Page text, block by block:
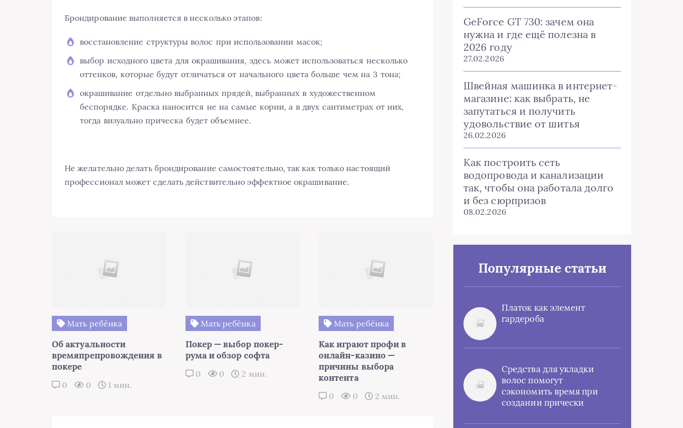
Брондирование выполняется в несколько этапов:
восстановление структуры волос при использовании масок;
выбор исходного цвета для окрашивания, здесь может использоваться несколько
оттенков, которые будут отличаться от начального цвета больше чем на 3 тона;
окрашивание отдельно выбранных прядей, выбранных в художественном
беспорядке. Краска наносится не на самые корни, а в двух сантиметрах от них,
тогда визуально прическа будет объемнее.
Не желательно делать брондирование самостоятельно, так как только настоящий
профессионал может сделать действительно эффектное окрашивание.
Мать ребёнка
Об актуальности
времяпрепровождения в
покере
0 0 1 мин.
Мать ребёнка
Покер — выбор покер-
рума и обзор софта
0 0 2 мин.
Мать ребёнка
Как играют профи в
онлайн-казино —
причины выбора
контента
0 0 2 мин.
GeForce GT 730: зачем она
нужна и где ещё полезна в
2026 году
27.02.2026
Швейная машинка в интернет-
магазине: как выбрать, не
запутаться и получить
удовольствие от шитья
26.02.2026
Как построить сеть
водопровода и канализации
так, чтобы она работала долго
и без сюрпризов
08.02.2026
Популярные статьи
Платок как элемент
гардероба
Средства для укладки
волос помогут
сэкономить время при
создании прически